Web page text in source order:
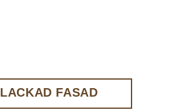
LACKAD FASAD